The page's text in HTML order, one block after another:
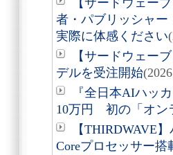
【サードウェー
者・パブリッシャ
実際に体感ください
【サードウェー
デルを受注開始
『全日本AIハッ
10万円 初の「オン
【THIRDWAVE
Coreプロセッサー